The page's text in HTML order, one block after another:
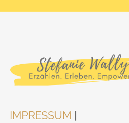
IMPRESSUM